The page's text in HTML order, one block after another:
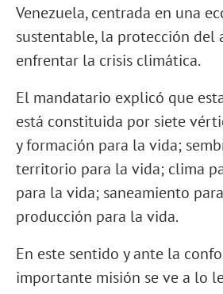
Venezuela, centrada en una
sustentable, la protección del
enfrentar la crisis climática.
El mandatario explicó que
está constituida por siete
y formación para la vida;
territorio para la vida; clima
para la vida; saneamiento
producción para la vida.
En este sentido y ante la
importante misión se ve a lo